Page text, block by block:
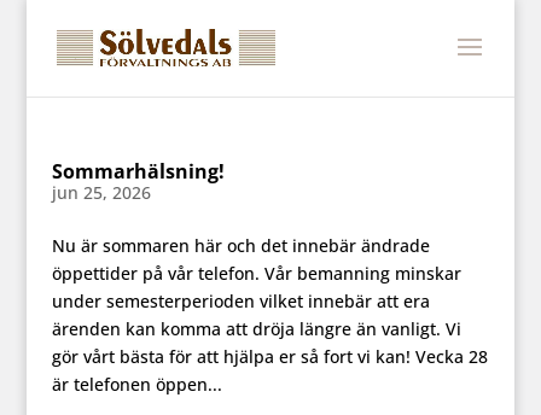
Sommarhälsning!
jun 25, 2026
Nu är sommaren här och det innebär ändrade
öppettider på vår telefon. Vår bemanning minskar
under semesterperioden vilket innebär att era
ärenden kan komma att dröja längre än vanligt. Vi
gör vårt bästa för att hjälpa er så fort vi kan! Vecka 28
är telefonen öppen...